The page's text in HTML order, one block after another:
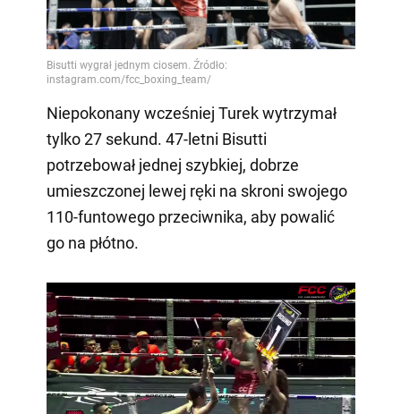
Video
Niepokonany wcześniej Turek wytrzymał
tylko 27 sekund. 47-letni Bisutti
potrzebował jednej szybkiej, dobrze
umieszczonej lewej ręki na skroni swojego
110-funtowego przeciwnika, aby powalić
go na płótno.